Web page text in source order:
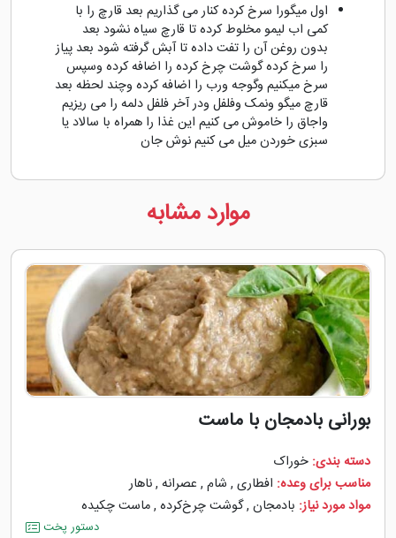
اول میگورا سرخ کرده کنار می گذاریم بعد قارچ را با
کمی اب لیمو مخلوط کرده تا قارچ سیاه نشود بعد
بدون روغن آن را تفت داده تا آبش گرفته شود بعد پیاز
را سرخ کرده گوشت چرخ کرده را اضافه کرده وسپس
سرخ میکنیم وگوجه ورب را اضافه کرده وچند لحظه بعد
قارچ میگو ونمک وفلفل ودر آخر فلفل دلمه را می ریزیم
واجاق را خاموش می کنیم این غذا را همراه با سالاد یا
سبزی خوردن میل می کنیم نوش جان
موارد مشابه
بورانی بادمجان با ماست
دسته بندی: خوراک
مناسب برای وعده: افطاری , شام , عصرانه ,ناهار
مواد مورد نیاز: بادمجان ,گوشت چرخ‌کرده ,ماست چکیده
دستور پخت